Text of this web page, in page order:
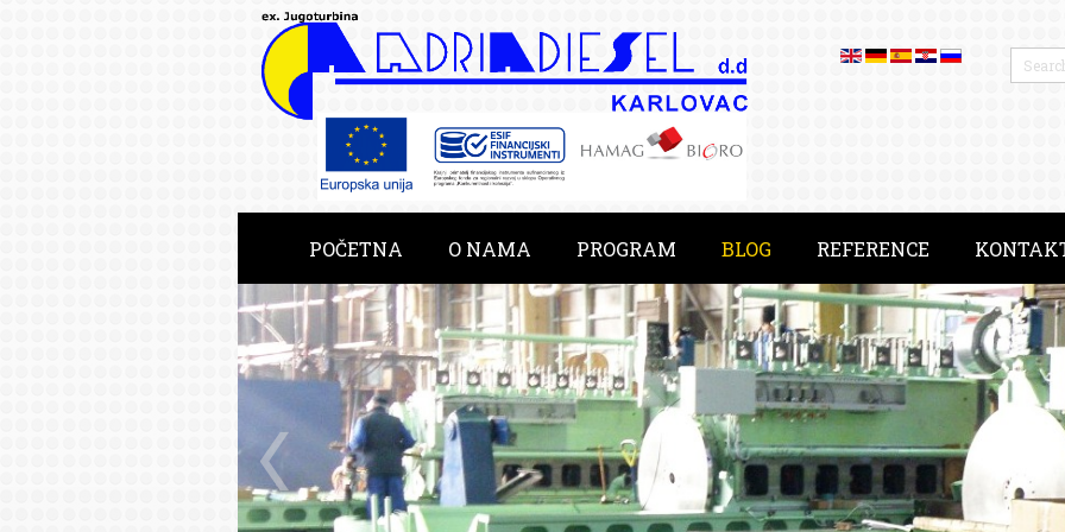
POČETNA O NAMA PROGRAM BLOG REFERENCE
RAZVOJNE USLUGE